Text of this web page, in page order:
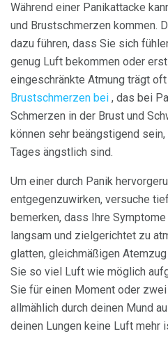
Während einer Panikattacke
und Brustschmerzen kommen.
dazu führen, dass Sie sich
genug Luft bekommen oder
eingeschränkte Atmung trägt
Brustschmerzen bei , das bei
Schmerzen in der Brust und
können sehr beängstigend
Tages ängstlich sind.
Um einer durch Panik
entgegenzuwirken, versuche
bemerken, dass Ihre
langsam und zielgerichtet zu
glatten, gleichmäßigen
Sie so viel Luft wie möglich
Sie für einen Moment oder zwei
allmählich durch deinen Mund
deinen Lungen keine Luft mehr